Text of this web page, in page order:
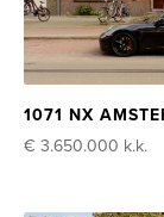
1071 NX
€ 3.650.000 k.k.